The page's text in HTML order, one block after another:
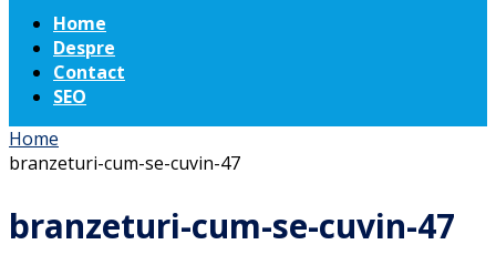
Home
Despre
Contact
SEO
Home
branzeturi-cum-se-cuvin-47
branzeturi-cum-se-cuvin-47